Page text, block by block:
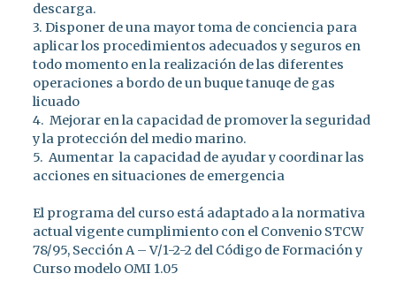
descarga.
3. Disponer de una mayor toma de conciencia para
aplicar los procedimientos adecuados y seguros en
todo momento en la realización de las diferentes
operaciones a bordo de un buque tanuqe de gas
licuado
4. Mejorar en la capacidad de promover la seguridad
y la protección del medio marino.
5. Aumentar la capacidad de ayudar y coordinar las
acciones en situaciones de emergencia
El programa del curso está adaptado a la normativa
actual vigente cumplimiento con el Convenio STCW
78/95, Sección A – V/1-2-2 del Código de Formación y
Curso modelo OMI 1.05